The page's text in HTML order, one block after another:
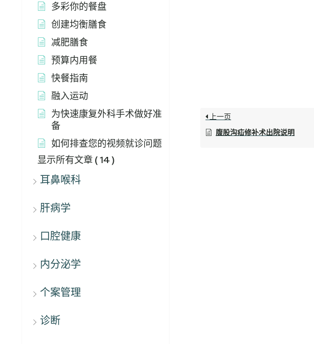
多彩你的餐盘
创建均衡膳食
减肥膳食
预算内用餐
快餐指南
融入运动
为快速康复外科手术做好准
备
如何排查您的视频就诊问题
显示所有文章 ( 14 )
耳鼻喉科
肝病学
口腔健康
内分泌学
个案管理
诊断
上一页
腹股沟疝修补术出院说明